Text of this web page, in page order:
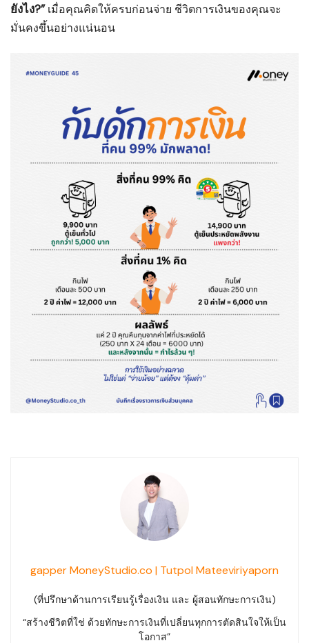
ยังไง?”เมื่อคุณคิดให้ครบก่อนจ่าย ชีวิตการเงินของคุณจะ
มั่นคงขึ้นอย่างแน่นอน
gapper MoneyStudio.co | Tutpol Mateeviriyaporn
(ที่ปรึกษาด้านการเรียนรู้เรื่องเงิน และ ผู้สอนทักษะการเงิน)
“สร้างชีวิตที่ใช่ ด้วยทักษะการเงินที่เปลี่ยนทุกการตัดสินใจให้เป็น
โอกาส”